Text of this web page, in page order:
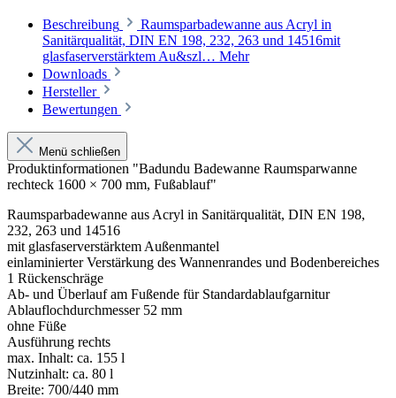
Beschreibung
Raumsparbadewanne aus Acryl in
Sanitärqualität, DIN EN 198, 232, 263 und 14516mit
glasfaserverstärktem Au&szl… Mehr
Downloads
Hersteller
Bewertungen
Menü schließen
Produktinformationen "Badundu Badewanne Raumsparwanne
rechteck 1600 × 700 mm, Fußablauf"
Raumsparbadewanne aus Acryl in Sanitärqualität, DIN EN 198,
232, 263 und 14516
mit glasfaserverstärktem Außenmantel
einlaminierter Verstärkung des Wannenrandes und Bodenbereiches
1 Rückenschräge
Ab- und Überlauf am Fußende für Standardablaufgarnitur
Ablauflochdurchmesser 52 mm
ohne Füße
Ausführung rechts
max. Inhalt: ca. 155 l
Nutzinhalt: ca. 80 l
Breite: 700/440 mm